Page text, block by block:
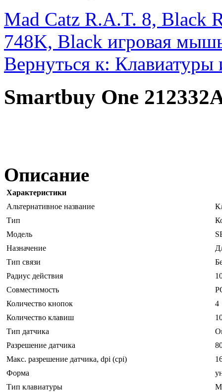
Mad Catz R.A.T. 8, Black
748K, Black игровая
Вернуться к:
Smartbuy One
Описание
Характеристики
Альтернативное название
Тип
Модель
Назначение
Тип связи
Радиус действия
Совместимость
Количество кнопок
4
Количество клавиш
Тип датчика
Разрешение датчика
Макс. разрешение датчика, dpi (cpi)
Форма
Тип клавиатуры